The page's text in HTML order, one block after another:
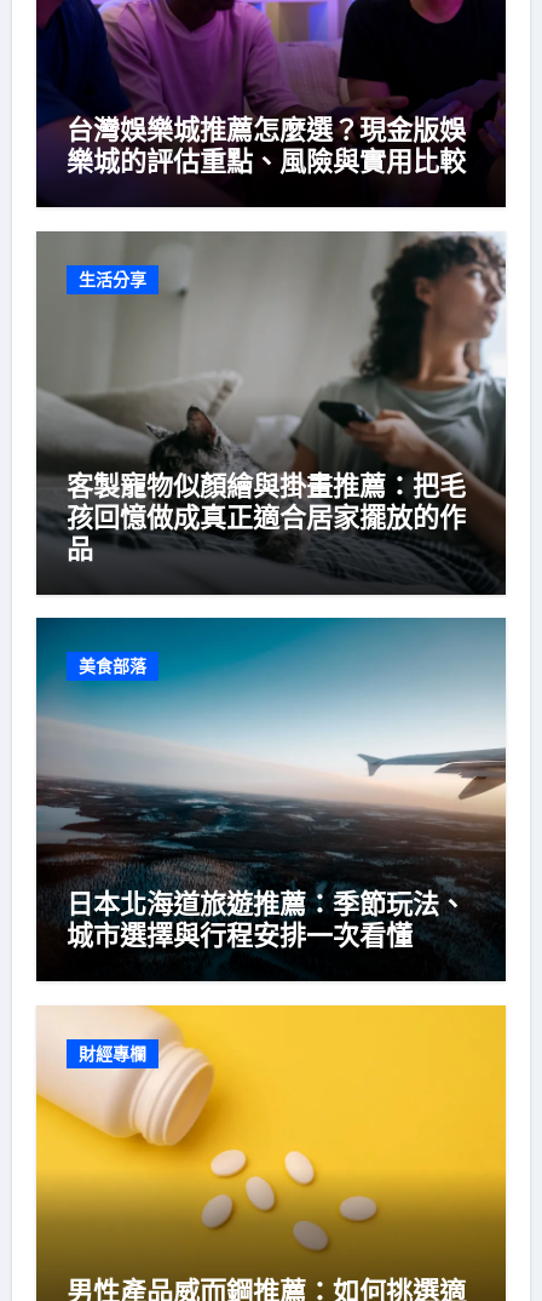
台灣娛樂城推薦怎麼選？現金版娛
樂城的評估重點、風險與實用比較
生活分享
客製寵物似顏繪與掛畫推薦：把毛
孩回憶做成真正適合居家擺放的作
品
美食部落
日本北海道旅遊推薦：季節玩法、
城市選擇與行程安排一次看懂
財經專欄
男性產品威而鋼推薦：如何挑選適